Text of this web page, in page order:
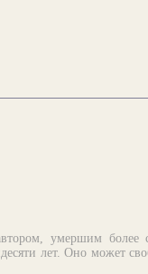
умершим более
лет. Оно может